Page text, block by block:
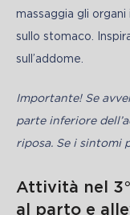
massaggia gli organi
sullo stomaco.
sull’addome.
Importante! Se
parte inferiore
riposa. Se i sintomi
Attività nel
al parto e